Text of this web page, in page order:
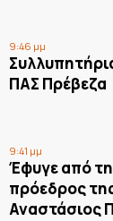
9:46 μμ
ΠΑΣ Πρέβεζα
9:41 μμ
Έφυγε από
πρόεδρος
Αναστάσιος